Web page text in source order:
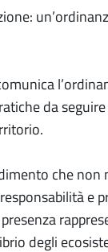
da
che non
e
degli